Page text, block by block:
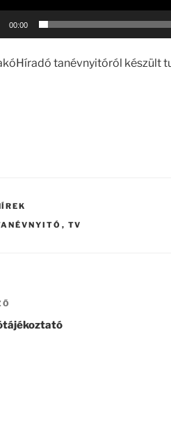
00:00
tanévnyitóról készült
, TV